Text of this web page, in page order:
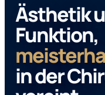
Ästhetik
Funktion,
in der